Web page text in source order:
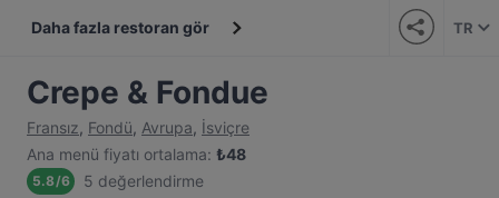
Daha fazla restoran gör TR
Crepe & Fondue
Fransız, Fondü, Avrupa, İsviçre
Ana menü fiyatı ortalama: ₺48
5.8/6 5 değerlendirme